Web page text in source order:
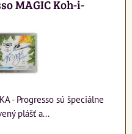
MAGIC Koh-i-
- Progresso sú špeciálne
plášť a...